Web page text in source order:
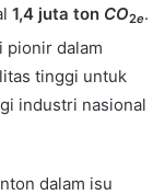
1,4 juta ton CO2​e.
pionir dalam
tinggi untuk
industri nasional
dalam isu